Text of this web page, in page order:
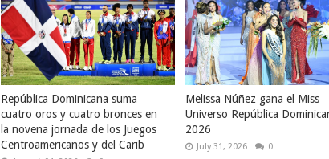
República Dominicana suma
cuatro oros y cuatro bronces en
la novena jornada de los Juegos
Centroamericanos y del Carib
Melissa Núñez gana el Miss
Universo República
2026
July 31, 2026 0